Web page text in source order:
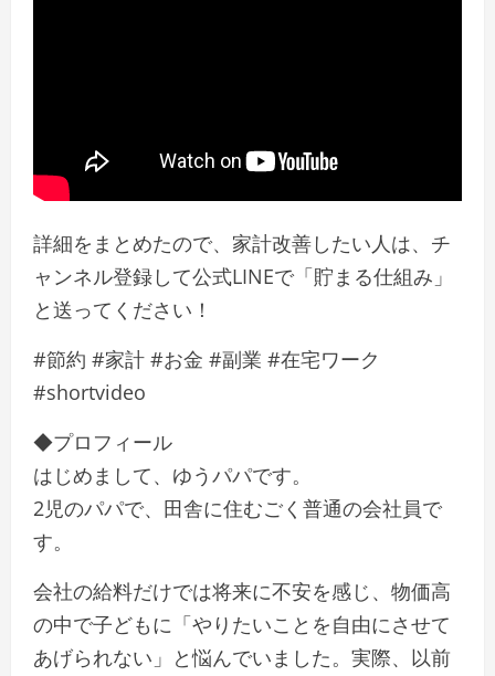
詳細をまとめたので、家計改善したい人は、チ
ャンネル登録して公式LINEで「貯まる仕組み」
と送ってください！
#節約 #家計 #お金 #副業 #在宅ワーク
#shortvideo
◆プロフィール
はじめまして、ゆうパパです。
2児のパパで、田舎に住むごく普通の会社員で
す。
会社の給料だけでは将来に不安を感じ、物価高
の中で子どもに「やりたいことを自由にさせて
あげられない」と悩んでいました。実際、以前